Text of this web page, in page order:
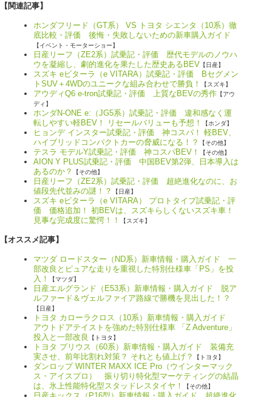
【関連記事】
ホンダフリード（GT系） VS トヨタ シエンタ（10系）徹
底比較・評価 後悔・失敗しないための新車購入ガイド
【イベント・モーターショー】
日産リーフ（ZE2系）試乗記・評価 歴代モデルのノウハ
ウを凝縮し、劇的進化を果たした歴史あるBEV 【日産】
スズキ eビターラ（e VITARA）試乗記・評価 Bセグメン
トSUV＋4WDのユニークな組み合わせで勝負！
【スズキ】
アウディQ6 e-tron試乗記・評価 上質なBEVの秀作 【アウ
ディ】
ホンダN-ONE e:（JG5系）試乗記・評価 違和感なく運
転しやすい軽BEV！ リセールバリューも予想！
【ホンダ】
ヒョンデ インスター試乗記・評価 神コスパ！ 軽BEV、
ハイブリッドコンパクトカーの脅威になる！？
【その他】
テスラ モデルY試乗記・評価 神コスパBEV！ 【その他】
AION Y PLUS試乗記・評価 中国BEV第2弾、日本導入は
あるのか？
【その他】
日産リーフ（ZE2系）試乗記・評価 超絶進化なのに、お
値段先代並みの謎！？
【日産】
スズキ eビターラ（e VITARA） プロトタイプ試乗記・評
価 価格追加！ 初BEVは、スズキらしくないスズキ車！
見事な完成度に驚愕！！
【スズキ】
【オススメ記事】
マツダ ロードスター（ND系）新車情報・購入ガイド 一
部改良とピュアな走りを重視した特別仕様車「PS」を投
入！
【マツダ】
日産エルグランド（E53系）新車情報・購入ガイド 脱ア
ルファード＆ヴェルファイア路線で勝機を見出した！？
【日産】
トヨタ カローラクロス（10系）新車情報・購入ガイド
アウトドアテイストを強めた特別仕様車 「Z Adventure」
投入と一部改良
【トヨタ】
トヨタ プリウス（60系）新車情報・購入ガイド 装備充
実させ、前年比割れ対策？ それとも値上げ？
【トヨタ】
ダンロップ WINTER MAXX ICE Pro（ウインターマック
ス・アイスプロ） 振り切り特化型マーケティングの結晶
は、氷上性能特化型スタッドレスタイヤ！
【その他】